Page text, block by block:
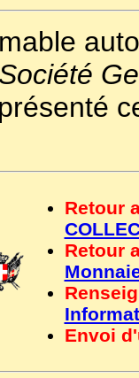
Société
Retour
Retour
Envoi